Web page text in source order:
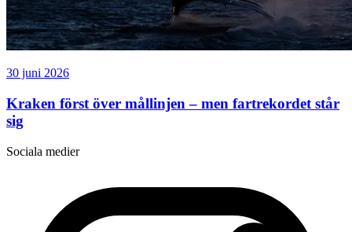
30 juni 2026
Kraken först över mållinjen – men fartrekordet står
sig
Sociala medier